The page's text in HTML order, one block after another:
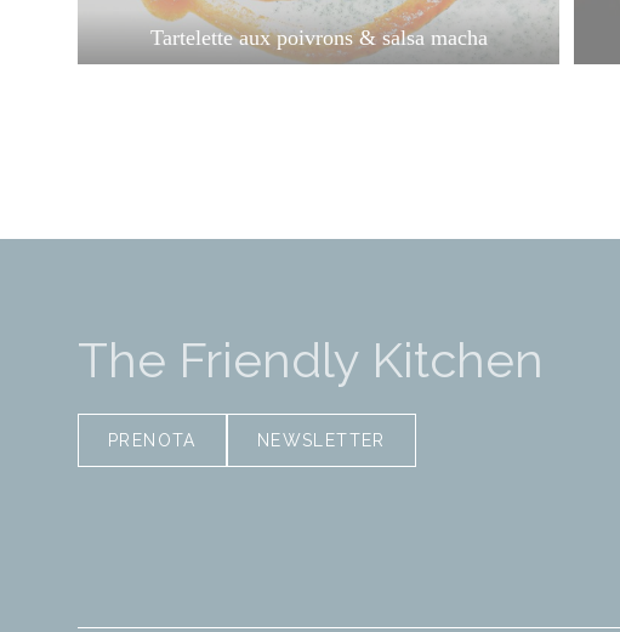
Tartelette aux poivrons & salsa macha
The Friendly Kitchen
PRENOTA NEWSLETTER